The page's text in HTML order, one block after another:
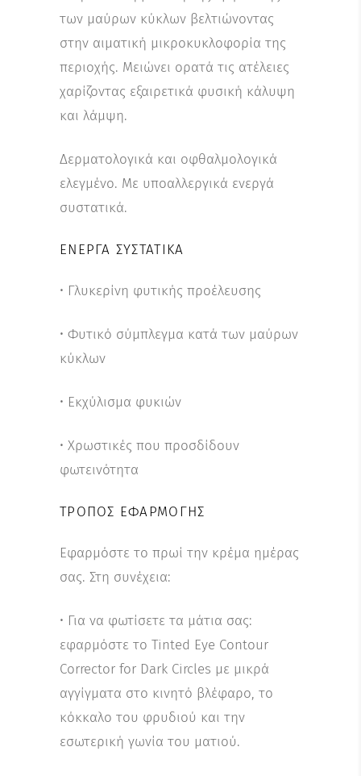
των μαύρων κύκλων βελτιώνοντας
στην αιματική μικροκυκλοφορία της
περιοχής. Μειώνει ορατά τις ατέλειες
χαρίζοντας εξαιρετικά φυσική κάλυψη
και λάμψη.
Δερματολογικά και οφθαλμολογικά
ελεγμένο. Με υποαλλεργικά ενεργά
συστατικά.
ΕΝΕΡΓΆ ΣΥΣΤΑΤΙΚΆ
­• Γλυκερίνη φυτικής προέλευσης
• Φυτικό σύμπλεγμα κατά των μαύρων
κύκλων
• Εκχύλισμα φυκιών
• Χρωστικές που προσδίδουν
φωτεινότητα
ΤΡΌΠΟΣ ΕΦΑΡΜΟΓΉΣ
Εφαρμόστε το πρωί την κρέμα ημέρας
σας. Στη συνέχεια:
• Για να φωτίσετε τα μάτια σας:
εφαρμόστε το Tinted Eye Contour
Corrector for Dark Circles με μικρά
αγγίγματα στο κινητό βλέφαρο, το
κόκκαλο του φρυδιού και την
εσωτερική γωνία του ματιού.